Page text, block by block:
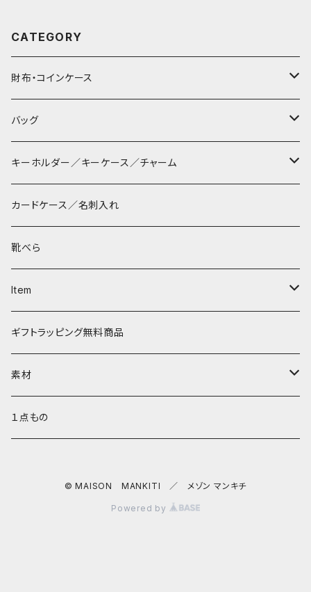
CATEGORY
財布・コインケース
コンパクト財布
長財布
マペン
薄財布
タシュイー
コインケース
ディバ
ワンタッチ コインケース
ダイアパース
タシュイー
ダブルフラップ
コインキャッチ
バッグ
サコッシュ
巾着バッグ
ショルダーバッグ
トートバッグ
チェーンバッグ
キーホルダー／キーケース／チャーム
パッチン キーリング
ダルマキーリング
３つ折りキーケース
リールキーケース
キーリング
キーキャップ
カードケース／名刺入れ
靴べら
Item
リップケース
ティッシュポーチ
AirPods ケース
スマホショルダー／ストラップ／コードホルダー
ギフトラッピング無料商品
素材
サドルプルアップレザー
１点もの
© MAISON MANKITI ／ メゾン マンキチ
Powered by